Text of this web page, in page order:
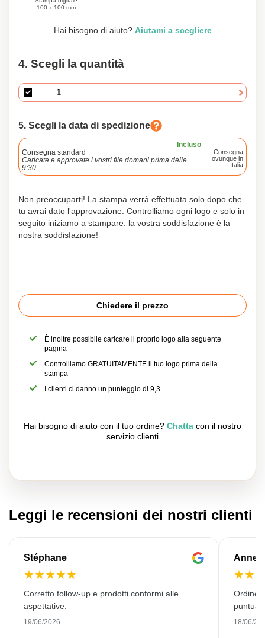
100 x 100 mm
Hai bisogno di aiuto? Aiutami a scegliere
4. Scegli la quantità
5. Scegli la data di spedizione
Incluso
Consegna standard
Caricate e approvate i vostri file domani prima delle
9:30.
Consegna
ovunque in
Italia
Non preoccuparti! La stampa verrà effettuata solo dopo che
tu avrai dato l'approvazione. Controlliamo ogni logo e solo in
seguito iniziamo a stampare: la vostra soddisfazione è la
nostra soddisfazione!
Chiedere il prezzo
È inoltre possibile caricare il proprio logo alla seguente
pagina
Controlliamo GRATUITAMENTE il tuo logo prima della
stampa
I clienti ci danno un punteggio di 9,3
Hai bisogno di aiuto con il tuo ordine? Chatta con il nostro
servizio clienti
Leggi le recensioni dei nostri clienti
Stéphane
★★★★★
Corretto follow-up e prodotti conformi alle
aspettative.
19/06/2026
Anne-
★★
Ordine
18/06/